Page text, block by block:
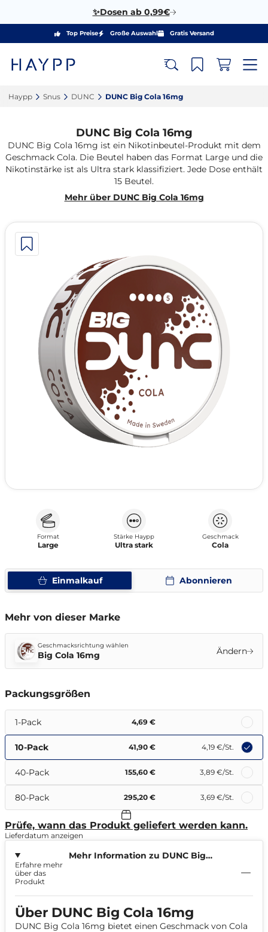
✨Dosen ab 0,99€
Top Preise Große Auswahl Gratis Versand
Haypp‎ Snus‎ DUNC‎ DUNC Big Cola 16mg‎
DUNC Big Cola 16mg
DUNC Big Cola 16mg ist ein Nikotinbeutel-Produkt mit dem
Geschmack Cola. Die Beutel haben das Format Large und die
Nikotinstärke ist als Ultra stark klassifiziert. Jede Dose enthält
15 Beutel.
Mehr über DUNC Big Cola 16mg
Einmalkauf Abonnieren
Format
Large
Stärke Haypp
Ultra stark
Geschmack
Cola
Mehr von dieser Marke
Geschmacksrichtung wählen
Big Cola 16mg Ändern
Packungsgrößen
1-Pack 4,69 €
10-Pack 41,90 € 4,19 €/St.
40-Pack 155,60 € 3,89 €/St.
80-Pack 295,20 € 3,69 €/St.
Prüfe, wann das Produkt geliefert werden kann.
Lieferdatum anzeigen
Mehr Information zu DUNC Big
Erfahre mehr
über das
Produkt
Über DUNC Big Cola 16mg
DUNC Big Cola 16mg bietet einen Geschmack von Cola